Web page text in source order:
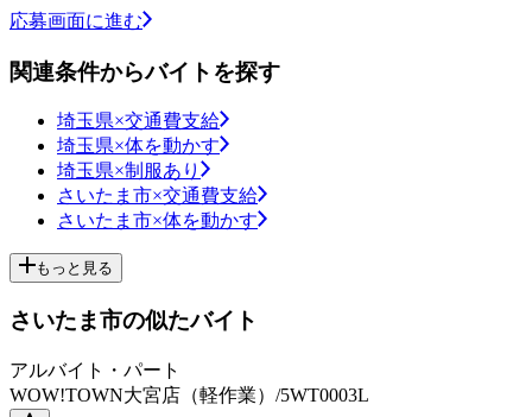
応募画面に進む
関連条件からバイトを探す
埼玉県×交通費支給
埼玉県×体を動かす
埼玉県×制服あり
さいたま市×交通費支給
さいたま市×体を動かす
もっと見る
さいたま市の似たバイト
アルバイト・パート
WOW!TOWN大宮店（軽作業）/5WT0003L